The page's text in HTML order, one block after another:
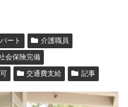
パート
介護職員
会保険完備
交通費支給 記事